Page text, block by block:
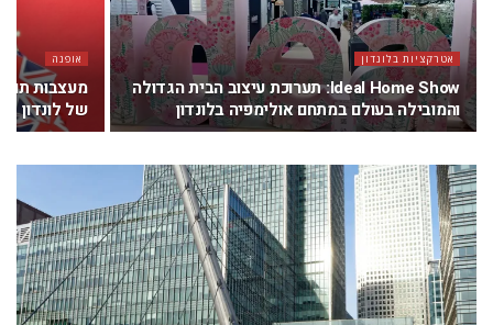
אטרקציות בלונדון
Ideal Home Show: תערוכת עיצוב הבית הגדולה
והמובילה בעולם במתחם אולימפיה בלונדון
אופנה
מעצבות
של לונדון